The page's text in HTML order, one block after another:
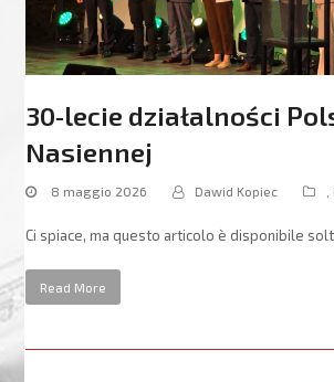
30‑lecie działalności
Nasiennej
8 maggio 2026 Dawid Kopiec
Ci spiace, ma questo articolo è disponibile
Read More